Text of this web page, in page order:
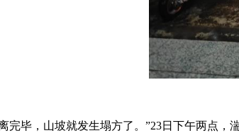
完毕，山坡就发生塌方了。”23日下午两点